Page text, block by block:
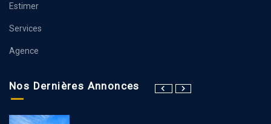
Estimer
Services
Agence
Nos Dernières Annonces